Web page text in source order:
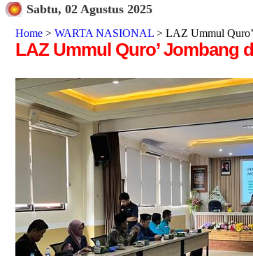
Sabtu, 02 Agustus 2025
Home > WARTA NASIONAL > LAZ Ummul
LAZ Ummul Quro’ Jombang